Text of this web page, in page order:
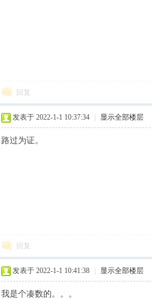
回复
发表于 2022-1-1 10:37:34 显示全部楼层
路过为证。
回复
发表于 2022-1-1 10:41:38 显示全部楼层
我是个凑数的。。。